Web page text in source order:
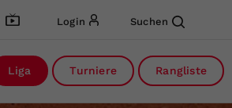
Login Suchen
Liga Turniere Rangliste